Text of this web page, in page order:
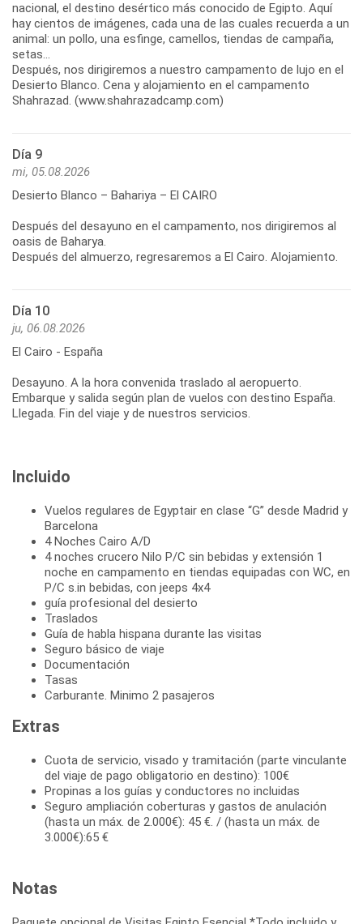
nacional, el destino desértico más conocido de Egipto. Aquí
hay cientos de imágenes, cada una de las cuales recuerda a un
animal: un pollo, una esfinge, camellos, tiendas de campaña,
setas...
Después, nos dirigiremos a nuestro campamento de lujo en el
Desierto Blanco. Cena y alojamiento en el campamento
Shahrazad. (www.shahrazadcamp.com)
Día 9
mi, 05.08.2026
Desierto Blanco – Bahariya – El CAIRO
Después del desayuno en el campamento, nos dirigiremos al
oasis de Baharya.
Después del almuerzo, regresaremos a El Cairo. Alojamiento.
Día 10
ju, 06.08.2026
El Cairo - España
Desayuno. A la hora convenida traslado al aeropuerto.
Embarque y salida según plan de vuelos con destino España.
Llegada. Fin del viaje y de nuestros servicios.
Incluido
Vuelos regulares de Egyptair en clase “G” desde Madrid y
Barcelona
4 Noches Cairo A/D
4 noches crucero Nilo P/C sin bebidas y extensión 1
noche en campamento en tiendas equipadas con WC, en
P/C s.in bebidas, con jeeps 4x4
guía profesional del desierto
Traslados
Guía de habla hispana durante las visitas
Seguro básico de viaje
Documentación
Tasas
Carburante. Minimo 2 pasajeros
Extras
Cuota de servicio, visado y tramitación (parte vinculante
del viaje de pago obligatorio en destino): 100€
Propinas a los guías y conductores no incluidas
Seguro ampliación coberturas y gastos de anulación
(hasta un máx. de 2.000€): 45 €. / (hasta un máx. de
3.000€):65 €
Notas